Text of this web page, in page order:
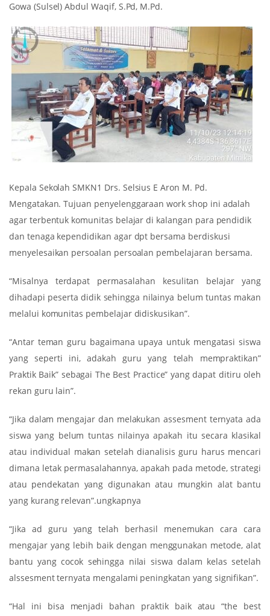
Gowa (Sulsel) Abdul Waqif, S.Pd, M.Pd.
Kepala Sekolah SMKN1 Drs. Selsius E Aron M. Pd.
Mengatakan. Tujuan penyelenggaraan work shop ini adalah
agar terbentuk komunitas belajar di kalangan para pendidik
dan tenaga kependidikan agar dpt bersama berdiskusi
menyelesaikan persoalan persoalan pembelajaran bersama.
“Misalnya terdapat permasalahan kesulitan belajar yang
dihadapi peserta didik sehingga nilainya belum tuntas makan
melalui komunitas pembelajar didiskusikan”.
“Antar teman guru bagaimana upaya untuk mengatasi siswa
yang seperti ini, adakah guru yang telah mempraktikan”
Praktik Baik” sebagai The Best Practice” yang dapat ditiru oleh
rekan guru lain”.
“Jika dalam mengajar dan melakukan assesment ternyata ada
siswa yang belum tuntas nilainya apakah itu secara klasikal
atau individual makan setelah dianalisis guru harus mencari
dimana letak permasalahannya, apakah pada metode, strategi
atau pendekatan yang digunakan atau mungkin alat bantu
yang kurang relevan”.ungkapnya
“Jika ad guru yang telah berhasil menemukan cara cara
mengajar yang lebih baik dengan menggunakan metode, alat
bantu yang cocok sehingga nilai siswa dalam kelas setelah
alssesment ternyata mengalami peningkatan yang signifikan”.
“Hal ini bisa menjadi bahan praktik baik atau “the best